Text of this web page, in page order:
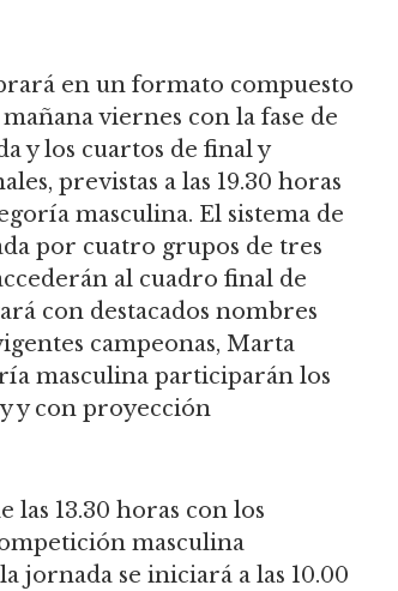
en un formato compuesto
viernes con la fase de
y los cuartos de final y
previstas a las 19.30 horas
masculina. El sistema de
por cuatro grupos de tres
al cuadro final de
con destacados nombres
campeonas, Marta
masculina participarán los
y con proyección
13.30 horas con los
masculina
jornada se iniciará a las 10.00